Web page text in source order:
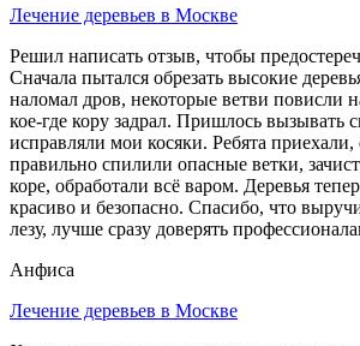
Лечение деревьев в Москве
Решил написать отзыв, чтобы
Сначала пытался обрезать высокие
наломал дров, некоторые ветви повисли
кое-где кору задрал. Пришлось вызывать
исправляли мои косяки. Ребята приехали,
правильно спилили опасные ветки,
коре, обработали всё варом. Деревья
красиво и безопасно. Спасибо, что
лезу, лучше сразу доверять
Анфиса
Лечение деревьев в Москве